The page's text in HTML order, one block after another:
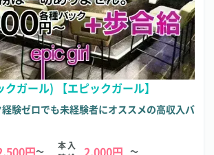
ガール) 【エピックガール】
験ゼロでも未経験者にオススメの高収入バ
円～
本入
2,000円 ～